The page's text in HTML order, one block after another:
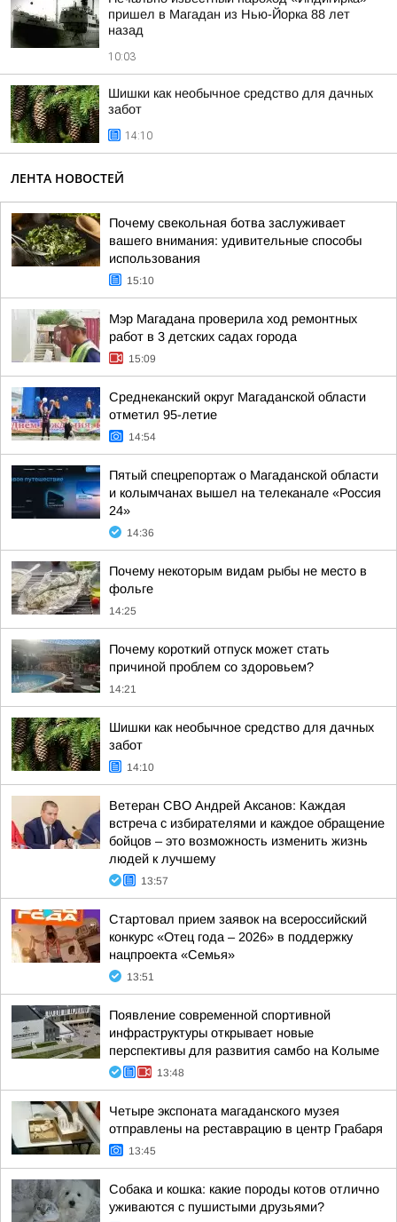
пришел в Магадан из Нью-Йорка 88 лет
назад
10:03
Шишки как необычное средство для дачных
забот
14:10
ЛЕНТА НОВОСТЕЙ
Почему свекольная ботва заслуживает
вашего внимания: удивительные способы
использования
15:10
Мэр Магадана проверила ход ремонтных
работ в 3 детских садах города
15:09
Среднеканский округ Магаданской области
отметил 95-летие
14:54
Пятый спецрепортаж о Магаданской области
и колымчанах вышел на телеканале «Россия
24»
14:36
Почему некоторым видам рыбы не место в
фольге
14:25
Почему короткий отпуск может стать
причиной проблем со здоровьем?
14:21
Шишки как необычное средство для дачных
забот
14:10
Ветеран СВО Андрей Аксанов: Каждая
встреча с избирателями и каждое обращение
бойцов – это возможность изменить жизнь
людей к лучшему
13:57
Стартовал прием заявок на всероссийский
конкурс «Отец года – 2026» в поддержку
нацпроекта «Семья»
13:51
Появление современной спортивной
инфраструктуры открывает новые
перспективы для развития самбо на Колыме
13:48
Четыре экспоната магаданского музея
отправлены на реставрацию в центр Грабаря
13:45
Собака и кошка: какие породы котов отлично
уживаются с пушистыми друзьями?